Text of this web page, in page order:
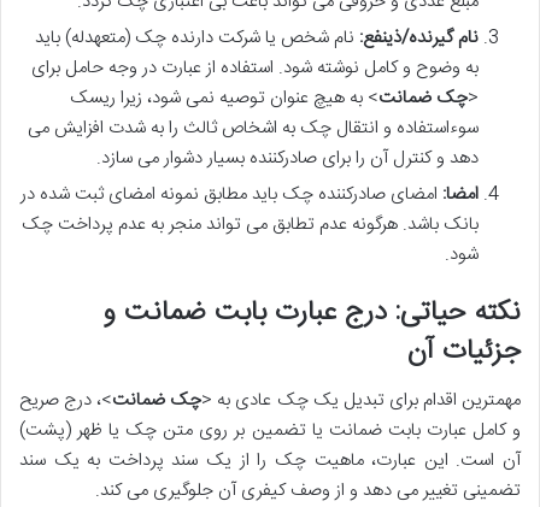
نام گیرنده/ذینفع: نام شخص یا شرکت دارنده چک (متعهدله) باید
به وضوح و کامل نوشته شود. استفاده از عبارت در وجه حامل برای
<چک ضمانت> به هیچ عنوان توصیه نمی شود، زیرا ریسک
سوءاستفاده و انتقال چک به اشخاص ثالث را به شدت افزایش می
دهد و کنترل آن را برای صادرکننده بسیار دشوار می سازد.
امضا: امضای صادرکننده چک باید مطابق نمونه امضای ثبت شده در
بانک باشد. هرگونه عدم تطابق می تواند منجر به عدم پرداخت چک
شود.
نکته حیاتی: درج عبارت بابت ضمانت و
جزئیات آن
مهمترین اقدام برای تبدیل یک چک عادی به <چک ضمانت>، درج صریح
و کامل عبارت بابت ضمانت یا تضمین بر روی متن چک یا ظهر (پشت)
آن است. این عبارت، ماهیت چک را از یک سند پرداخت به یک سند
تضمینی تغییر می دهد و از وصف کیفری آن جلوگیری می کند.